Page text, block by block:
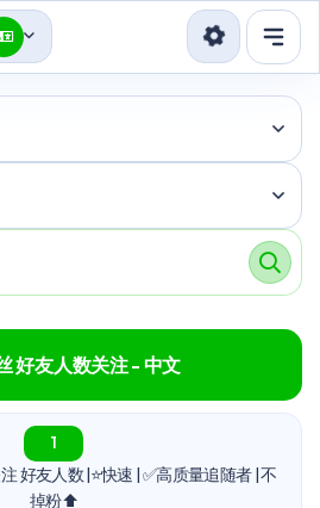
サービス
好友人数关注 - 中文
1
好友人数 |⭐快速 | ✅高质量追随者 | 不
掉粉⬆️